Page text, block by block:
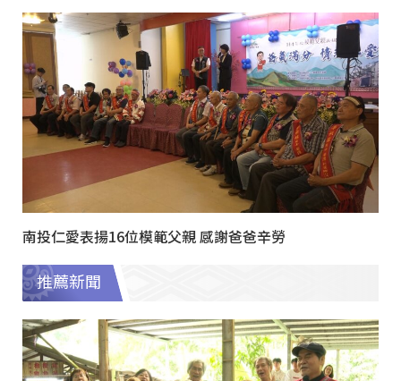
南投仁愛表揚16位模範父親 感謝爸爸辛勞
推薦新聞